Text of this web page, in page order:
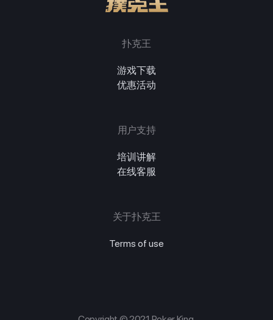
扑克王
游戏下载
优惠活动
用户支持
培训讲解
在线客服
关于扑克王
Terms of use